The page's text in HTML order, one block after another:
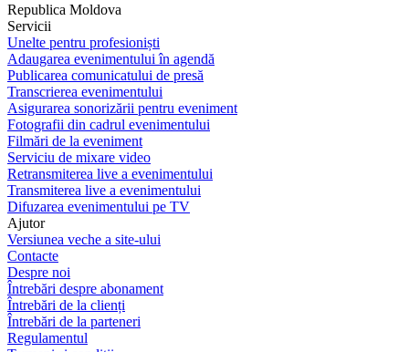
Republica Moldova
Servicii
Unelte pentru profesioniști
Adaugarea evenimentului în agendă
Publicarea comunicatului de presă
Transcrierea evenimentului
Asigurarea sonorizării pentru eveniment
Fotografii din cadrul evenimentului
Filmări de la eveniment
Serviciu de mixare video
Retransmiterea live a evenimentului
Transmiterea live a evenimentului
Difuzarea evenimentului pe TV
Ajutor
Versiunea veche a site-ului
Contacte
Despre noi
Întrebări despre abonament
Întrebări de la clienți
Întrebări de la parteneri
Regulamentul